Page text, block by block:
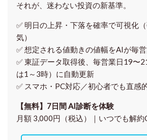
それが、迷わない投資の新基準。
✅ 明日の上昇・下落を確率で可視化
気）
✅ 想定される値動きの値幅をAIが毎
✅ 東証データ取得後、 毎営業日19〜
は1～3時）に自動更新
✅ スマホ・PC対応／初心者でも直感
【無料】7日間 AI診断を体験
月額 3,000円（税込）｜いつでも解約